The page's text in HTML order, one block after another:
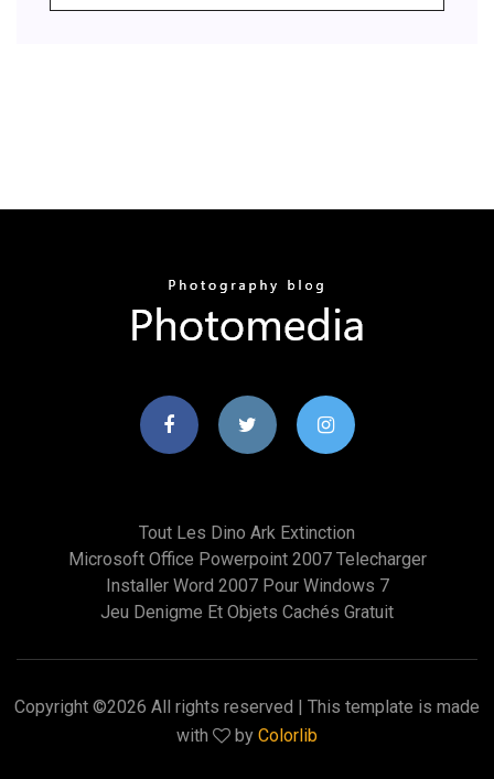
Tout Les Dino Ark Extinction
Microsoft Office Powerpoint 2007 Telecharger
Installer Word 2007 Pour Windows 7
Jeu Denigme Et Objets Cachés Gratuit
Copyright ©2026 All rights reserved | This template is made
with
by Colorlib